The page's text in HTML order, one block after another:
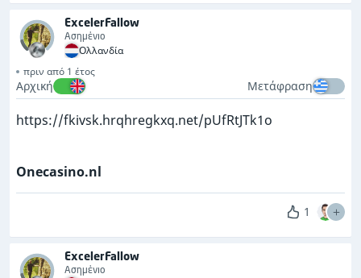
ExcelerFallow
Ασημένιο
Ολλανδία
πριν από 1 έτος
Αρχική Μετάφραση
https://fkivsk.hrqhregkxq.net/pUfRtJTk1o
Onecasino.nl
1
ExcelerFallow
Ασημένιο